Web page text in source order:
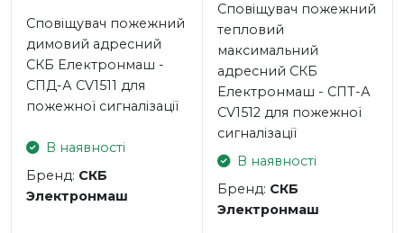
Сповіщувач пожежний
димовий адресний
СКБ Електронмаш -
СПД-А CV1511 для
пожежної сигналізації
В наявності
Бренд: СКБ
Электронмаш
Сповіщувач пожежний
тепловий
максимальний
адресний СКБ
Електронмаш - СПТ-А
CV1512 для пожежної
сигналізації
В наявності
Бренд: СКБ
Электронмаш